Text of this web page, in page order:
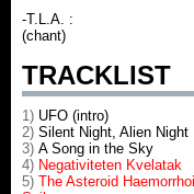
-T.L.A. :
(chant)
TRACKLIST
1) UFO (intro)
2) Silent Night, Alien Night
3) A Song in the Sky
4) Negativiteten Kvelatak
5) The Asteroid